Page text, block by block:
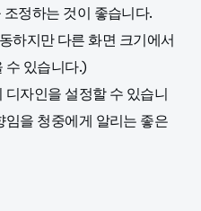
정하는 것이 좋습니다.
하지만 다른 화면 크기에서
수 있습니다.)
자인을 설정할 수 있습니
을 청중에게 알리는 좋은